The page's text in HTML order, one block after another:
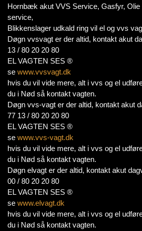
Hornbæk akut VVS Service, Gasfyr, Olie
service,
Blikkenslager udkald ring vil el og vvs
Døgn vvsvagt er der altid, kontakt akut
13 / 80 20 20 80
EL VAGTEN SES ®
se www.vvsvagt.dk
hvis du vil vide mere, alt i vvs og el
du i Nød så kontakt vagten.
Døgn vvs-vagt er der altid, kontakt akut
77 13 / 80 20 20 80
EL VAGTEN SES ®
se www.vvs-vagt.dk
hvis du vil vide mere, alt i vvs og el
du i Nød så kontakt vagten.
Døgn elvagt er der altid, kontakt akut
00 / 80 20 20 80
EL VAGTEN SES ®
se www.elvagt.dk
hvis du vil vide mere, alt i vvs og el
du i Nød så kontakt vagten.